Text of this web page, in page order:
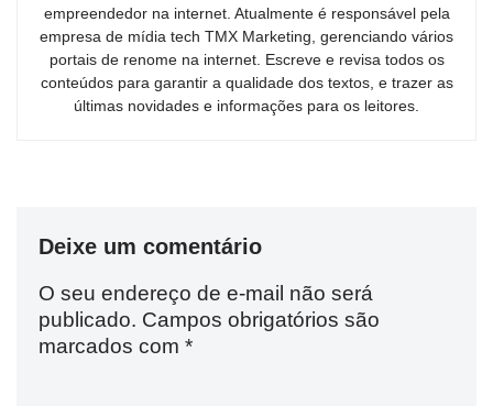
empreendedor na internet. Atualmente é responsável pela
empresa de mídia tech TMX Marketing, gerenciando vários
portais de renome na internet. Escreve e revisa todos os
conteúdos para garantir a qualidade dos textos, e trazer as
últimas novidades e informações para os leitores.
Deixe um comentário
O seu endereço de e-mail não será
publicado. Campos obrigatórios são
marcados com *